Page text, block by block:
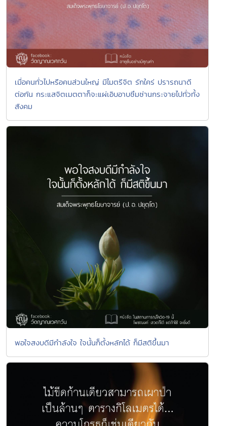
เมื่อคนทั่วไปหรือคนส่วนใหญ่ มีไมตรีจิต รักใคร่ ปรารถนาดี
ต่อกัน กระแสจิตเมตตาก็จะแผ่เอิบอาบซึมซ่านกระจายไปทั่วทั้ง
สังคม
พอใจสงบดีมีกำลังใจ ใจนั้นก็ตั้งหลักได้ ก็มีสติขึ้นมา